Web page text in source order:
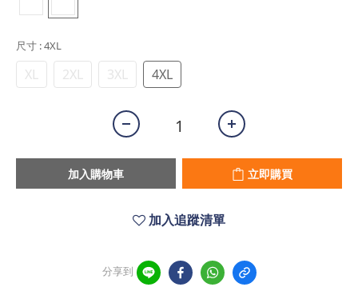
尺寸 : 4XL
XL 2XL 3XL 4XL
加入購物車 立即購買
加入追蹤清單
分享到